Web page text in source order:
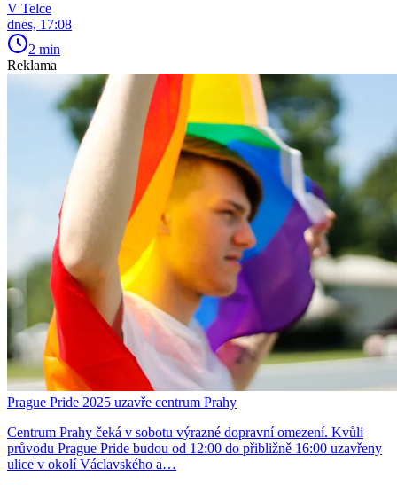
V Telce
dnes, 17:08
2 min
Reklama
Prague Pride 2025 uzavře centrum Prahy
Centrum Prahy čeká v sobotu výrazné dopravní omezení. Kvůli
průvodu Prague Pride budou od 12:00 do přibližně 16:00 uzavřeny
ulice v okolí Václavského a…